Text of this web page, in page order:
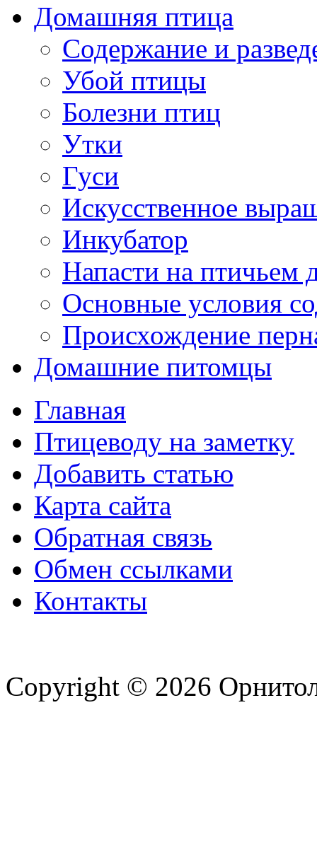
Домашняя птица
Содержание и
Убой птицы
Болезни птиц
Утки
Гуси
Искусственное
Инкубатор
Напасти на птичьем
Основные условия
Происхождение
Домашние питомцы
Главная
Птицеводу на заметку
Добавить статью
Карта сайта
Обратная связь
Обмен ссылками
Контакты
Copyright © 2026